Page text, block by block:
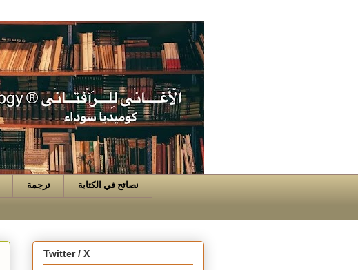
ترجمة نصائح في الكتابة
Twitter / X